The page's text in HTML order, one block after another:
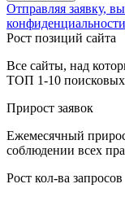
Отправляя заявку,
конфиденциальности
Рост позиций сайта
Все сайты, над
ТОП 1-10 поисковых
Прирост заявок
Ежемесячный
соблюдении всех
Рост кол-ва запросов